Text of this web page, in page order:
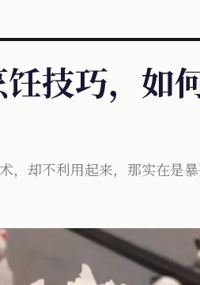
技巧，如
却不利用起来，那实在是暴